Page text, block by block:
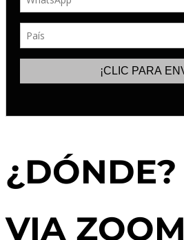
¿DÓNDE?
VIA ZOOM